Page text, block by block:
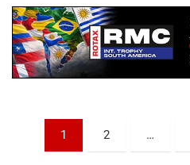
Paginación
1 2 …
ENTRERRIANO - F6 (POSTERGADA)
Parque de la Velocidad (Asfalto)
Villaguay (Entre Ríos)
VICTORIENSE - F7
PATAGONICO - F6